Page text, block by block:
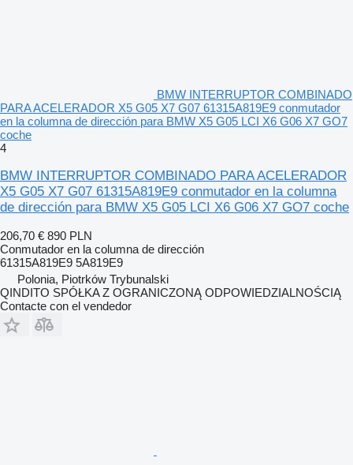
BMW INTERRUPTOR COMBINADO
PARA ACELERADOR X5 G05 X7 G07 61315A819E9 conmutador
en la columna de dirección para BMW X5 G05 LCI X6 G06 X7 GO7
coche
4
BMW INTERRUPTOR COMBINADO PARA ACELERADOR
X5 G05 X7 G07 61315A819E9 conmutador en la columna
de dirección para BMW X5 G05 LCI X6 G06 X7 GO7 coche
206,70 € 890 PLN
Conmutador en la columna de dirección
61315A819E9 5A819E9
Polonia, Piotrków Trybunalski
QINDITO SPÓŁKA Z OGRANICZONĄ ODPOWIEDZIALNOŚCIĄ
Contacte con el vendedor